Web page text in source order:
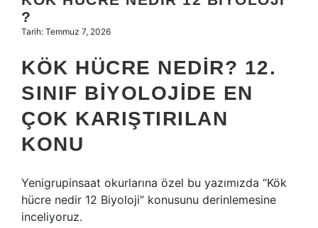
?
Tarih: Temmuz 7, 2026
KÖK HÜCRE NEDIR? 12.
SINIF BIYOLOJIDE EN
ÇOK KARIŞTIRILAN
KONU
Yenigrupinsaat okurlarına özel bu yazımızda “Kök
hücre nedir 12 Biyoloji” konusunu derinlemesine
inceliyoruz.